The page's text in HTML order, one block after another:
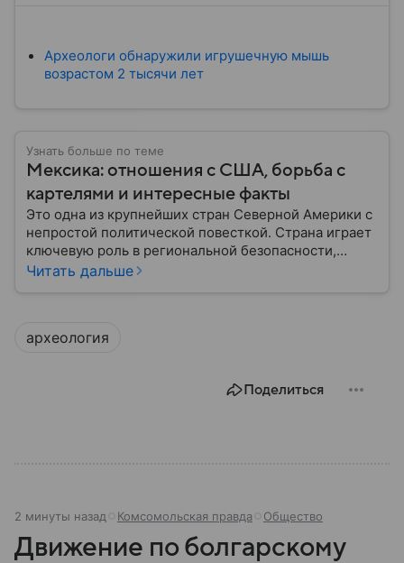
Археологи обнаружили игрушечную мышь
возрастом 2 тысячи лет
Узнать больше по теме
Мексика: отношения с США, борьба с
картелями и интересные факты
Это одна из крупнейших стран Северной Америки с
непростой политической повесткой. Страна играет
ключевую роль в региональной безопасности,
торговле с США и глобальных производственных
Читать дальше
археология
Поделиться
2 минуты назад Комсомольская правда Общество
Движение по болгарскому